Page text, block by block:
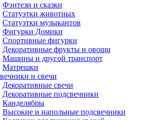
Фэнтези и сказки
Статуэтки животных
Статуэтки музыкантов
Фигурки Домики
Спортивные фигурки
Декоративные фрукты и овощи
Машины и другой транспорт
Матрешки
и свечи
Декоративные свечи
Декоративные подсвечники
Канделябры
Высокие и напольные подсвечники